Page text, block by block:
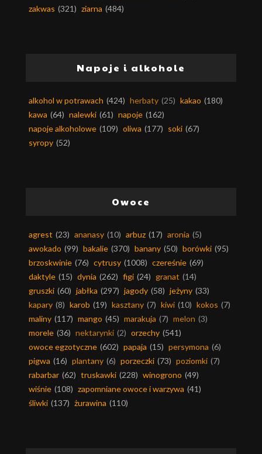
zakwas (321) ziarna (484)
Napoje i alkohole
alkohol w potrawach (424) herbaty (25) kakao (180)
kawa (64) nalewki (61) napoje (162)
napoje alkoholowe (109) oliwa (177) soki (67)
syropy (52)
Owoce
agrest (23) ananasy (10) arbuz (17) aronia (5)
awokado (99) bakalie (370) banany (50) borówki (95)
brzoskwinie (76) cytrusy (1008) czereśnie (69)
daktyle (15) dynia (262) figi (24) granat (14)
gruszki (60) jabłka (297) jagody (58) jeżyny (33)
kapary (8) karob (19) kasztany (7) kiwi (10) kokos (7)
maliny (117) mango (45) marakuja (7) melon (3)
morele (36) nektarynki (2) orzechy (541)
owoce egzotyczne (602) papaja (15) persymona (6)
pigwa (16) plantany (6) porzeczki (73) poziomki (7)
rabarbar (62) truskawki (228) winogrono (49)
wiśnie (108) zapomniane owoce i warzywa (41)
śliwki (137) żurawina (110)